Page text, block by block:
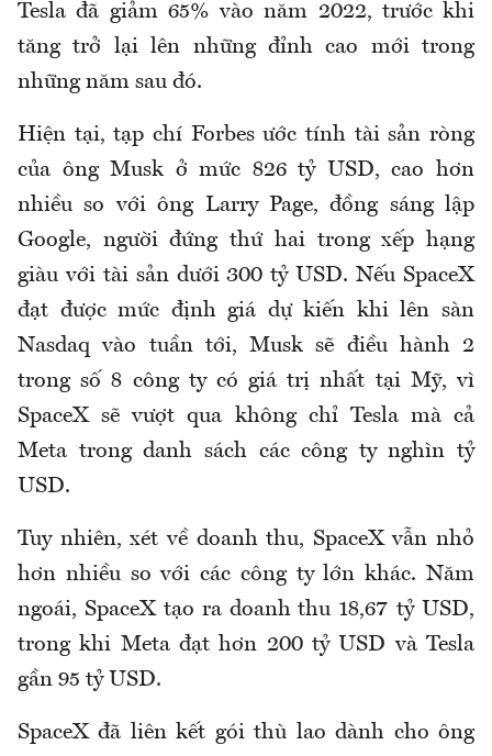
Tesla đã giảm 65% vào năm 2022, trước khi
tăng trở lại lên những đỉnh cao mới trong
những năm sau đó.
Hiện tại, tạp chí Forbes ước tính tài sản ròng
của ông Musk ở mức 826 tỷ USD, cao hơn
nhiều so với ông Larry Page, đồng sáng lập
Google, người đứng thứ hai trong xếp hạng
giàu với tài sản dưới 300 tỷ USD. Nếu SpaceX
đạt được mức định giá dự kiến khi lên sàn
Nasdaq vào tuần tới, Musk sẽ điều hành 2
trong số 8 công ty có giá trị nhất tại Mỹ, vì
SpaceX sẽ vượt qua không chỉ Tesla mà cả
Meta trong danh sách các công ty nghìn tỷ
USD.
Tuy nhiên, xét về doanh thu, SpaceX vẫn nhỏ
hơn nhiều so với các công ty lớn khác. Năm
ngoái, SpaceX tạo ra doanh thu 18,67 tỷ USD,
trong khi Meta đạt hơn 200 tỷ USD và Tesla
gần 95 tỷ USD.
SpaceX đã liên kết gói thù lao dành cho ông